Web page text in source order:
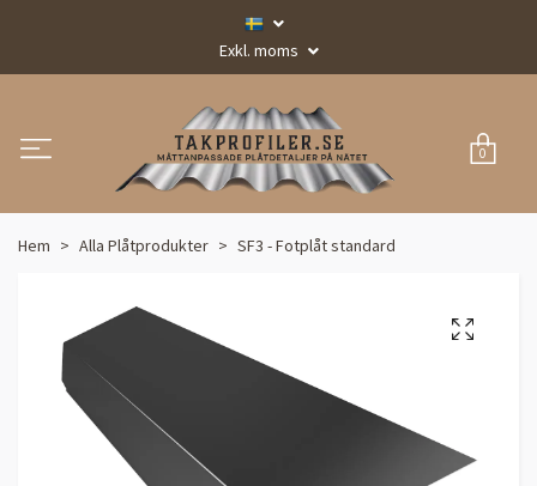
Exkl. moms
0
Hem Alla Plåtprodukter SF3 - Fotplåt standard